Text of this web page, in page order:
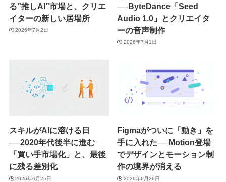
る”推しAI”市場と、クリエ
イターの新しい居場所
2026年7月2日
──ByteDance「Seed
Audio 1.0」とクリエイタ
ーの音声制作
2026年7月1日
スキルがAIに溶ける日
──2020年代後半に進む
「買い手市場化」と、最後
に残る差別化
2026年6月26日
Figmaがついに「動き」を
手に入れた──Motion登場
でデザインとモーション制
作の境界が消える
2026年6月26日